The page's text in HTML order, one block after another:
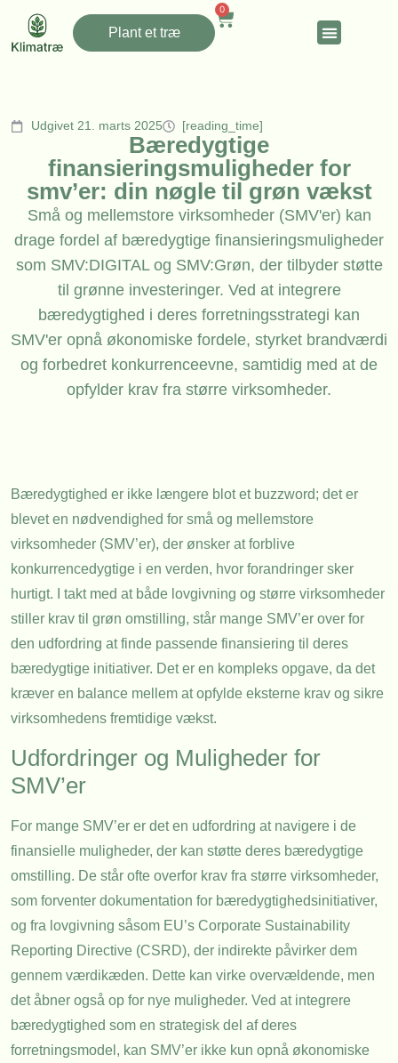
Plant et træ
0
Udgivet 21. marts 2025 [reading_time]
Bæredygtige
finansieringsmuligheder for
smv’er: din nøgle til grøn vækst
Små og mellemstore virksomheder (SMV'er) kan
drage fordel af bæredygtige finansieringsmuligheder
som SMV:DIGITAL og SMV:Grøn, der tilbyder støtte
til grønne investeringer. Ved at integrere
bæredygtighed i deres forretningsstrategi kan
SMV'er opnå økonomiske fordele, styrket brandværdi
og forbedret konkurrenceevne, samtidig med at de
opfylder krav fra større virksomheder.
Bæredygtighed er ikke længere blot et buzzword; det er
blevet en nødvendighed for små og mellemstore
virksomheder (SMV’er), der ønsker at forblive
konkurrencedygtige i en verden, hvor forandringer sker
hurtigt. I takt med at både lovgivning og større virksomheder
stiller krav til grøn omstilling, står mange SMV’er over for
den udfordring at finde passende finansiering til deres
bæredygtige initiativer. Det er en kompleks opgave, da det
kræver en balance mellem at opfylde eksterne krav og sikre
virksomhedens fremtidige vækst.
Udfordringer og Muligheder for
SMV’er
For mange SMV’er er det en udfordring at navigere i de
finansielle muligheder, der kan støtte deres bæredygtige
omstilling. De står ofte overfor krav fra større virksomheder,
som forventer dokumentation for bæredygtighedsinitiativer,
og fra lovgivning såsom EU’s Corporate Sustainability
Reporting Directive (CSRD), der indirekte påvirker dem
gennem værdikæden. Dette kan virke overvældende, men
det åbner også op for nye muligheder. Ved at integrere
bæredygtighed som en strategisk del af deres
forretningsmodel, kan SMV’er ikke kun opnå økonomiske